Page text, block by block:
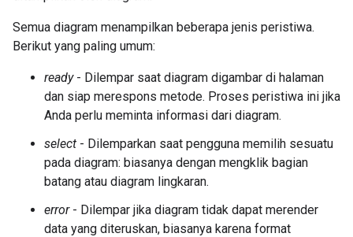
Semua diagram menampilkan beberapa jenis peristiwa.
Berikut yang paling umum:
ready- Dilempar saat diagram digambar di halaman
dan siap merespons metode. Proses peristiwa ini jika
Anda perlu meminta informasi dari diagram.
select - Dilemparkan saat pengguna memilih sesuatu
pada diagram: biasanya dengan mengklik bagian
batang atau diagram lingkaran.
error- Dilempar jika diagram tidak dapat merender
data yang diteruskan, biasanya karena format